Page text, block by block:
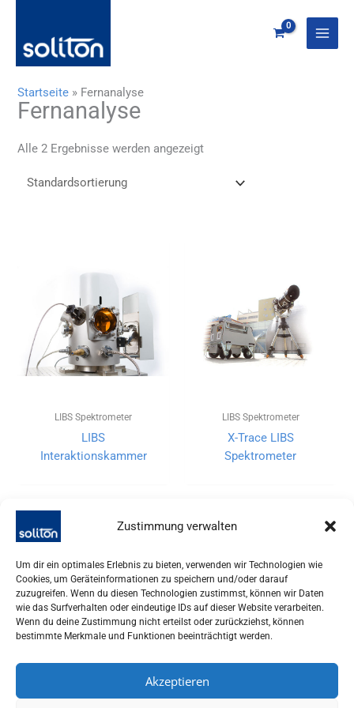
Zustimmung verwalten
Um dir ein optimales Erlebnis zu bieten, verwenden wir Technologien wie
Cookies, um Geräteinformationen zu speichern und/oder darauf
zuzugreifen. Wenn du diesen Technologien zustimmst, können wir Daten
wie das Surfverhalten oder eindeutige IDs auf dieser Website verarbeiten.
Wenn du deine Zustimmung nicht erteilst oder zurückziehst, können
bestimmte Merkmale und Funktionen beeinträchtigt werden.
Akzeptieren
springen
Startseite » Fernanalyse
Fernanalyse
Alle 2 Ergebnisse werden angezeigt
LIBS Spektrometer
LIBS
Interaktionskammer
LIBS Spektrometer
X-Trace LIBS
Spektrometer
SOLITON LASER UND MESSTECHNIK GMBH, TALHOFSTR. 32,